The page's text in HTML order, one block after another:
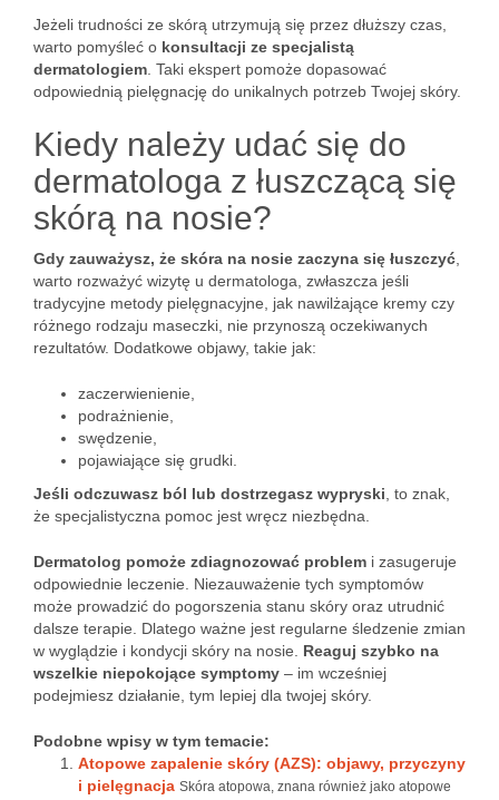
Jeżeli trudności ze skórą utrzymują się przez dłuższy czas,
warto pomyśleć o konsultacji ze specjalistą
dermatologiem . Taki ekspert pomoże dopasować
odpowiednią pielęgnację do unikalnych potrzeb Twojej skóry.
Kiedy należy udać się do
dermatologa z łuszczącą się
skórą na nosie?
Gdy zauważysz, że skóra na nosie zaczyna się łuszczyć
warto rozważyć wizytę u dermatologa, zwłaszcza jeśli
tradycyjne metody pielęgnacyjne, jak nawilżające kremy czy
różnego rodzaju maseczki, nie przynoszą oczekiwanych
rezultatów. Dodatkowe objawy, takie jak:
zaczerwienienie,
podrażnienie,
swędzenie,
pojawiające się grudki.
Jeśli odczuwasz ból lub dostrzegasz wypryski , to znak,
że specjalistyczna pomoc jest wręcz niezbędna.
Dermatolog pomoże zdiagnozować problem i zasugeruje
odpowiednie leczenie. Niezauważenie tych symptomów
może prowadzić do pogorszenia stanu skóry oraz utrudnić
dalsze terapie. Dlatego ważne jest regularne śledzenie zmian
w wyglądzie i kondycji skóry na nosie. Reaguj szybko na
wszelkie niepokojące symptomy – im wcześniej
podejmiesz działanie, tym lepiej dla twojej skóry.
Podobne wpisy w tym temacie:
Atopowe zapalenie skóry (AZS): objawy, przyczyny
i pielęgnacja Skóra atopowa, znana również jako atopowe